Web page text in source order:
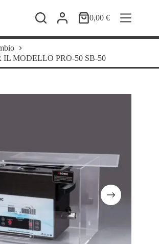
Carrello
0,00€
IL MODELLO PRO-50 SB-50